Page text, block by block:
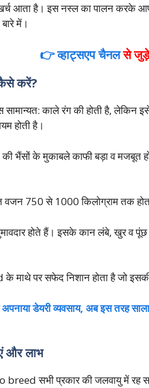
आता है। इस नस्ल का पालन करके
में।
👉 व्हाट्सएप चैनलसे
करें?
काले रंग की होती है, लेकिन
होती है।
भैंसों के मुकाबले काफी बड़ा व मजबूत
वजन 750 से 1000 किलोग्राम तक
होते हैं। इसके कान लंबे, खुर व पूंछ
माथे पर सफेद निशान होता है जो
डेयरी व्यवसाय, अब इस तरह
और लाभ
breed सभी प्रकार की जलवायु में रह